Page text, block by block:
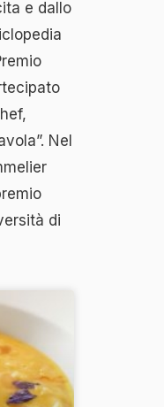
e dallo
Nel
di